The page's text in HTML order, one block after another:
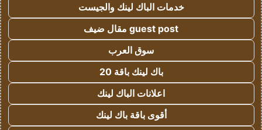
خدمات الباك لينك والجيست
guest post مقال ضيف
سوق العرب
باك لينك باقة 20
اعلانات الباك لينك
أقوى باقة باك لينك